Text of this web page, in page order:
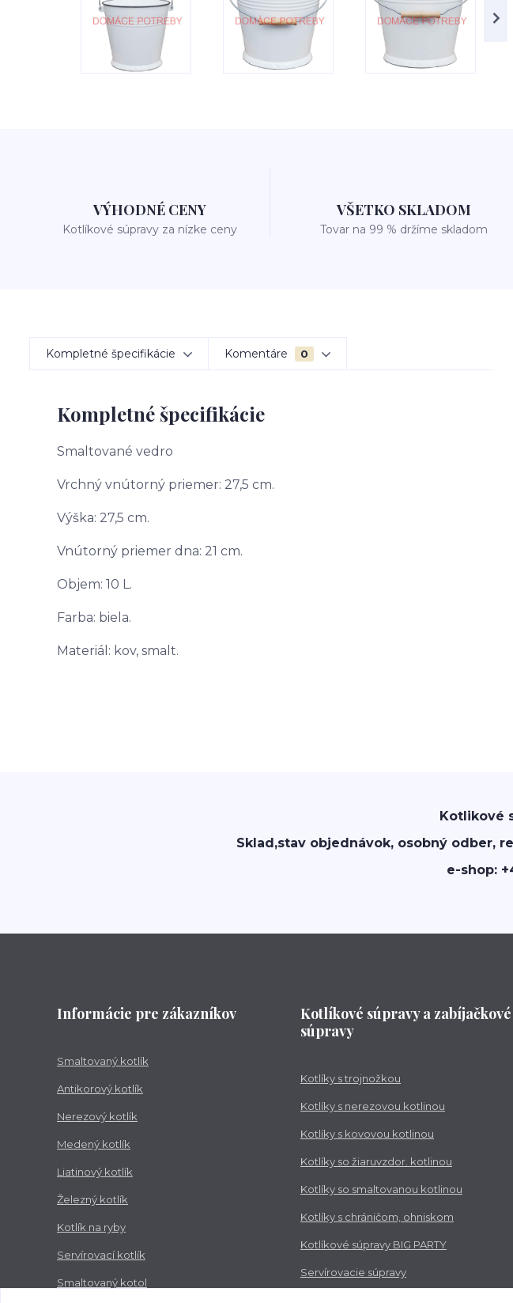
VÝHODNÉ CENY
Kotlíkové súpravy za nízke ceny
VŠETKO SKLADOM
Tovar na 99 % držíme skladom
Kompletné špecifikácie Komentáre 0
Kompletné špecifikácie
Smaltované vedro
Vrchný vnútorný priemer: 27,5 cm.
Výška: 27,5 cm.
Vnútorný priemer dna: 21 cm.
Objem: 10 L.
Farba: biela.
Materiál: kov, smalt.
Kotlikové
Sklad,stav objednávok, osobný odber,
e-shop:
Informácie pre zákazníkov
Smaltovaný kotlík
Antikorový kotlík
Nerezový kotlík
Medený kotlík
Liatinový kotlík
Železný kotlík
Kotlík na ryby
Servírovací kotlík
Smaltovaný kotol
Kotlíkové súpravy a zabíjačkové
súpravy
Kotlíky s trojnožkou
Kotlíky s nerezovou kotlinou
Kotlíky s kovovou kotlinou
Kotlíky so žiaruvzdor. kotlinou
Kotlíky so smaltovanou kotlinou
Kotlíky s chráničom, ohniskom
Kotlíkové súpravy BIG PARTY
Servírovacie súpravy